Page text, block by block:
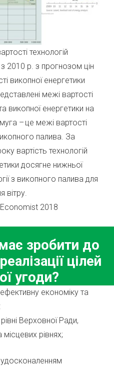
технологій
2010 р. з прогнозом цін
викопної енергетики
межі вартості
викопної енергетики на
– це межі вартості
палива. За
вартість технологій
досягне нижньої
з викопного палива для
вітру.
Economist 2018
зробити до
цілей
угоди?
економіку та
Верховної Ради,
місцевих рівнях;